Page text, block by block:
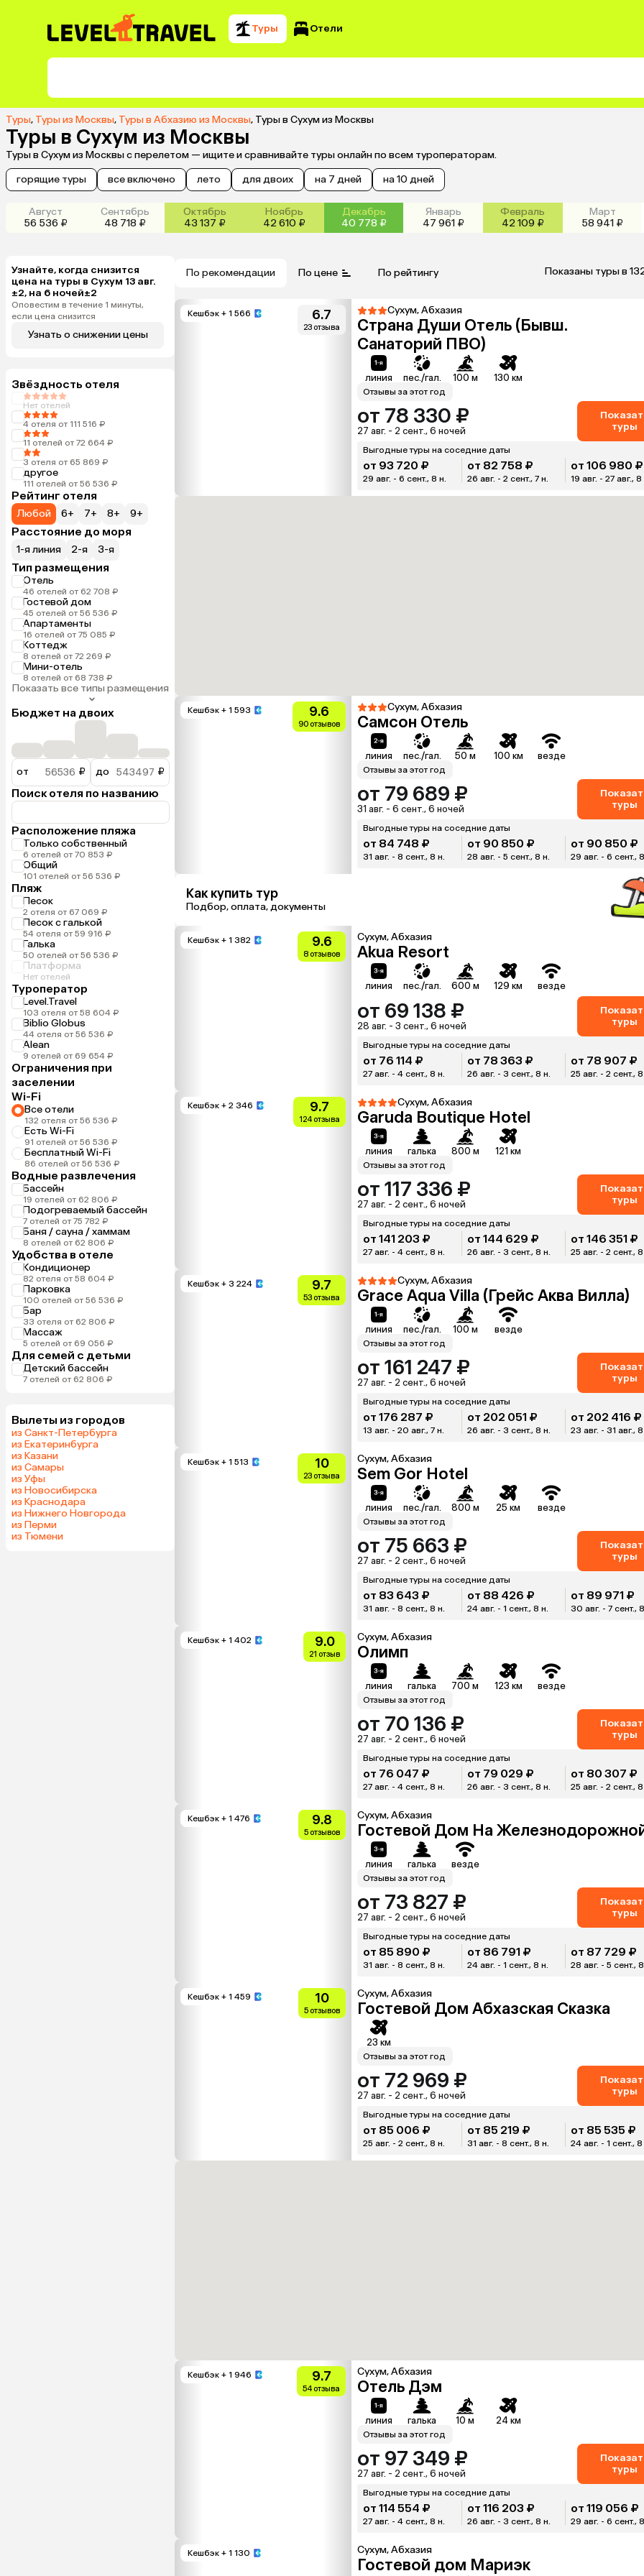
Туры Отели
Туры, Туры из Москвы, Туры в Абхазию из Москвы, Туры в Сухум из Москвы
Туры в Сухум из Москвы
Туры в Сухум из Москвы с перелетом — ищите и сравнивайте туры онлайн по всем туроператорам.
горящие туры
все включено лето для двоих на 7 дней на 10 дней
Август
56 536 ₽
Сентябрь
48 718 ₽
Октябрь
43 137 ₽
Ноябрь
42 610 ₽
Декабрь
40 778 ₽
Январь
47 961 ₽
Февраль
42 109 ₽
Март
58 941 ₽
Узнайте, когда снизится
цена на туры в Сухум 13 авг.
±2, на 6 ночей±2
Оповестим в течение 1 минуты,
если цена снизится
Узнать о снижении цены
Звёздность отеля
Нет отелей
4 отеля от 111 516 ₽
11 отелей от 72 664 ₽
3 отеля от 65 869 ₽
другое
111 отелей от 56 536 ₽
Рейтинг отеля
Любой 6+ 7+ 8+ 9+
Расстояние до моря
1-я линия 2-я 3-я
Тип размещения
Отель
46 отелей от 62 708 ₽
Гостевой дом
45 отелей от 56 536 ₽
Апартаменты
16 отелей от 75 085 ₽
Коттедж
8 отелей от 72 269 ₽
Мини-отель
8 отелей от 68 738 ₽
Показать все типы размещения
Бюджет на двоих
от ₽ до ₽
Поиск отеля по названию
Расположение пляжа
Только собственный
6 отелей от 70 853 ₽
Общий
101 отелей от 56 536 ₽
Пляж
Песок
2 отеля от 67 069 ₽
Песок с галькой
54 отеля от 59 916 ₽
Галька
50 отелей от 56 536 ₽
Платформа
Нет отелей
Туроператор
Level.Travel
103 отеля от 58 604 ₽
Biblio Globus
44 отеля от 56 536 ₽
Alean
9 отелей от 69 654 ₽
Ограничения при
заселении
Wi-Fi
Все отели
132 отеля от 56 536 ₽
Есть Wi-Fi
91 отелей от 56 536 ₽
Бесплатный Wi-Fi
86 отелей от 56 536 ₽
Водные развлечения
Бассейн
19 отелей от 62 806 ₽
Подогреваемый бассейн
7 отелей от 75 782 ₽
Баня / сауна / хаммам
8 отелей от 62 806 ₽
Удобства в отеле
Кондиционер
82 отеля от 58 604 ₽
Парковка
100 отелей от 56 536 ₽
Бар
33 отеля от 62 806 ₽
Массаж
5 отелей от 69 056 ₽
Для семей с детьми
Детский бассейн
7 отелей от 62 806 ₽
Вылеты из городов
из Санкт-Петербурга
из Екатеринбурга
из Казани
из Самары
из Уфы
из Новосибирска
из Краснодара
из Нижнего Новгорода
из Перми
из Тюмени
По рекомендации По цене По рейтингу Показаны туры в
Кешбэк + 1 566 6.7
23 отзыва
Сухум, Абхазия
Страна Души Отель (Бывш.
Санаторий ПВО)
линия пес./гал. 100 м 130 км
Отзывы за этот год
от 78 330 ₽
27 авг. - 2 сент., 6 ночей
туры
Выгодные туры на соседние даты
от 93 720 ₽
29 авг. - 6 сент., 8 н.
от 82 758 ₽
26 авг. - 2 сент., 7 н.
от 106 980 ₽
19 авг. - 27 авг., 8
Кешбэк + 1 593 9.6
90 отзывов
Сухум, Абхазия
Самсон Отель
линия пес./гал. 50 м 100 км везде
Отзывы за этот год
от 79 689 ₽
31 авг. - 6 сент., 6 ночей
туры
Выгодные туры на соседние даты
от 84 748 ₽
31 авг. - 8 сент., 8 н.
от 90 850 ₽
28 авг. - 5 сент., 8 н.
от 90 850 ₽
29 авг. - 6 сент., 8
Как купить тур
Подбор, оплата, документы
Кешбэк + 1 382 9.6
8 отзывов
Сухум, Абхазия
Akua Resort
линия пес./гал. 600 м 129 км везде
от 69 138 ₽
28 авг. - 3 сент., 6 ночей
туры
Выгодные туры на соседние даты
от 76 114 ₽
27 авг. - 4 сент., 8 н.
от 78 363 ₽
26 авг. - 3 сент., 8 н.
от 78 907 ₽
25 авг. - 2 сент., 8
Кешбэк + 2 346 9.7
124 отзыва
Сухум, Абхазия
Garuda Boutique Hotel
линия галька 800 м 121 км
Отзывы за этот год
от 117 336 ₽
27 авг. - 2 сент., 6 ночей
туры
Выгодные туры на соседние даты
от 141 203 ₽
27 авг. - 4 сент., 8 н.
от 144 629 ₽
26 авг. - 3 сент., 8 н.
от 146 351 ₽
25 авг. - 2 сент., 8
Кешбэк + 3 224 9.7
53 отзыва
Сухум, Абхазия
Grace Aqua Villa (Грейс Аква Вилла)
линия пес./гал. 100 м везде
Отзывы за этот год
от 161 247 ₽
27 авг. - 2 сент., 6 ночей
туры
Выгодные туры на соседние даты
от 176 287 ₽
13 авг. - 20 авг., 7 н.
от 202 051 ₽
26 авг. - 3 сент., 8 н.
от 202 416 ₽
23 авг. - 31 авг., 8
Кешбэк + 1 513 10
23 отзыва
Сухум, Абхазия
Sem Gor Hotel
линия пес./гал. 800 м 25 км везде
Отзывы за этот год
от 75 663 ₽
27 авг. - 2 сент., 6 ночей
туры
Выгодные туры на соседние даты
от 83 643 ₽
31 авг. - 8 сент., 8 н.
от 88 426 ₽
24 авг. - 1 сент., 8 н.
от 89 971 ₽
30 авг. - 7 сент., 8
Кешбэк + 1 402 9.0
21 отзыв
Сухум, Абхазия
Олимп
линия галька 700 м 123 км везде
Отзывы за этот год
от 70 136 ₽
27 авг. - 2 сент., 6 ночей
туры
Выгодные туры на соседние даты
от 76 047 ₽
27 авг. - 4 сент., 8 н.
от 79 029 ₽
26 авг. - 3 сент., 8 н.
от 80 307 ₽
25 авг. - 2 сент., 8
Кешбэк + 1 476 9.8
5 отзывов
Сухум, Абхазия
Гостевой Дом На
линия галька везде
Отзывы за этот год
от 73 827 ₽
27 авг. - 2 сент., 6 ночей
туры
Выгодные туры на соседние даты
от 85 890 ₽
31 авг. - 8 сент., 8 н.
от 86 791 ₽
24 авг. - 1 сент., 8 н.
от 87 729 ₽
28 авг. - 5 сент., 8
Кешбэк + 1 459 10
5 отзывов
Сухум, Абхазия
Гостевой Дом Абхазская Сказка
23 км
Отзывы за этот год
от 72 969 ₽
27 авг. - 2 сент., 6 ночей
туры
Выгодные туры на соседние даты
от 85 006 ₽
25 авг. - 2 сент., 8 н.
от 85 219 ₽
31 авг. - 8 сент., 8 н.
от 85 535 ₽
24 авг. - 1 сент., 8
Кешбэк + 1 946 9.7
54 отзыва
Сухум, Абхазия
Отель Дэм
линия галька 10 м 24 км
Отзывы за этот год
от 97 349 ₽
27 авг. - 2 сент., 6 ночей
туры
Выгодные туры на соседние даты
от 114 554 ₽
27 авг. - 4 сент., 8 н.
от 116 203 ₽
26 авг. - 3 сент., 8 н.
от 119 056 ₽
29 авг. - 6 сент., 8
Кешбэк + 1 130 Сухум, Абхазия
Гостевой дом Мариэк